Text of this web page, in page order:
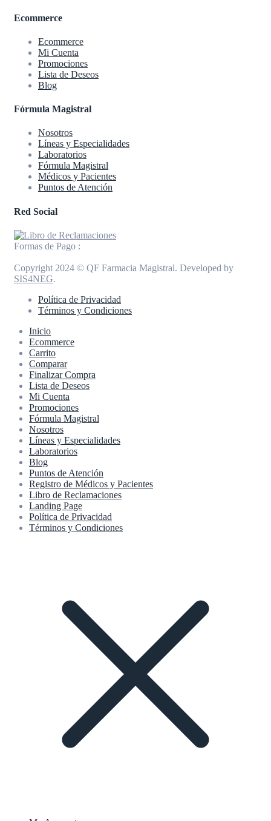
Ecommerce
Ecommerce
Mi Cuenta
Promociones
Lista de Deseos
Blog
Fórmula Magistral
Nosotros
Líneas y Especialidades
Laboratorios
Fórmula Magistral
Médicos y Pacientes
Puntos de Atención
Red Social
Formas de Pago :
Copyright 2024 © QF Farmacia Magistral. Developed by
SIS4NEG.
Política de Privacidad
Términos y Condiciones
Inicio
Ecommerce
Carrito
Comparar
Finalizar Compra
Lista de Deseos
Mi Cuenta
Promociones
Fórmula Magistral
Nosotros
Líneas y Especialidades
Laboratorios
Blog
Puntos de Atención
Registro de Médicos y Pacientes
Libro de Reclamaciones
Landing Page
Política de Privacidad
Términos y Condiciones